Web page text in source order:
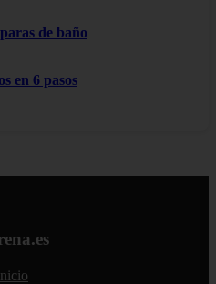
de baño
en 6 pasos